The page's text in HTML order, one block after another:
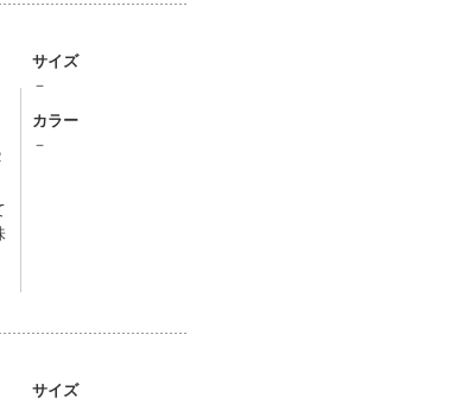
サイズ
－
カラー
－
サイズ